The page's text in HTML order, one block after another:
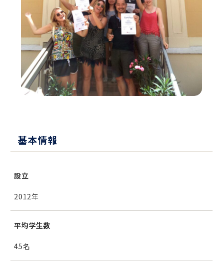
基本情報
設立
2012年
平均学生数
45名